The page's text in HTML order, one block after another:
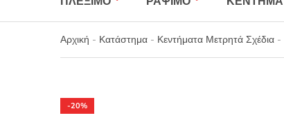
Αρχική - Κατάστημα - Κεντήματα Μετρητά Σχέδια -
-20%